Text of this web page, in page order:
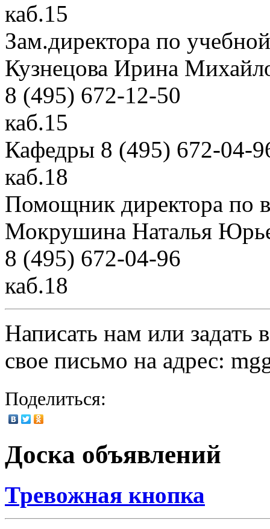
каб.15
Зам.директора по
Кузнецова Ирина
8 (495) 672-12-50
каб.15
Кафедры 8 (495) 672-04-
каб.18
Помощник директора по
Мокрушина Наталья
8 (495) 672-04-96
каб.18
Написать нам или
свое письмо на адрес:
Поделиться:
Доска объявлений
Тревожная кнопка